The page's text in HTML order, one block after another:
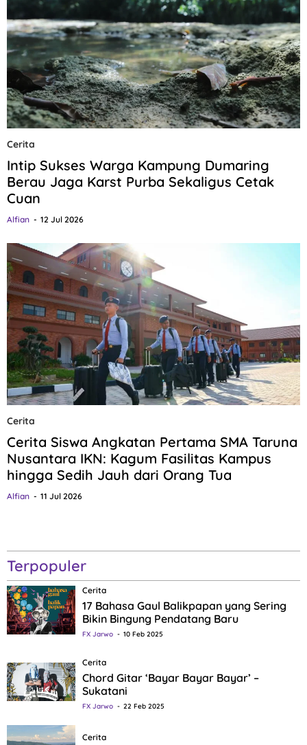
Cerita
Intip Sukses Warga Kampung Dumaring
Berau Jaga Karst Purba Sekaligus Cetak
Cuan
Alfian 12 Jul 2026
Cerita
Cerita Siswa Angkatan Pertama SMA Taruna
Nusantara IKN: Kagum Fasilitas Kampus
hingga Sedih Jauh dari Orang Tua
Alfian 11 Jul 2026
Terpopuler
Cerita
17 Bahasa Gaul Balikpapan yang Sering
Bikin Bingung Pendatang Baru
FX Jarwo 10 Feb 2025
Cerita
Chord Gitar ‘Bayar Bayar Bayar’ –
Sukatani
FX Jarwo 22 Feb 2025
Cerita